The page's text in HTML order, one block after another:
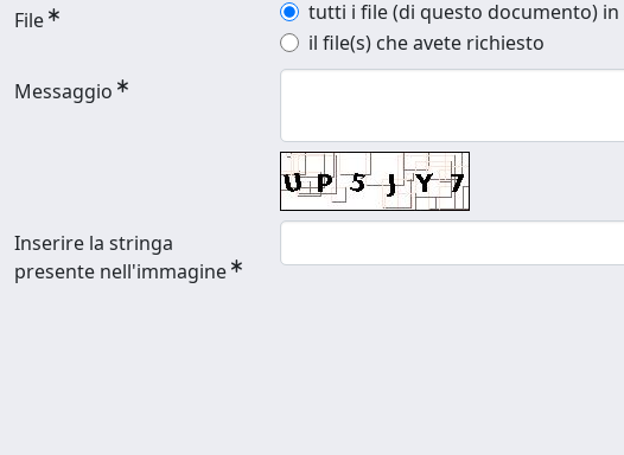
File
tutti i file (di questo documento)
il file(s) che avete richiesto
Messaggio
Inserire la stringa
presente nell'immagine